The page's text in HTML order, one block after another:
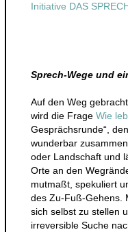
Initiative DAS
Sprech-Wege und
Auf den Weg
wird die Frage Wie
Gesprächsrunde“,
wunderbar
oder Landschaft und
Orte an den
mutmaßt, spekuliert
des Zu-Fuß-Gehens.
sich selbst zu stellen
irreversible Suche